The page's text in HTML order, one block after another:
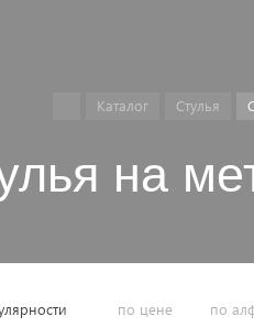
Каталог Стулья
на
по цене по